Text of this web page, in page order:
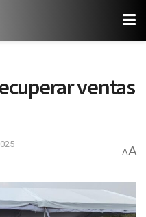
ventas
AA